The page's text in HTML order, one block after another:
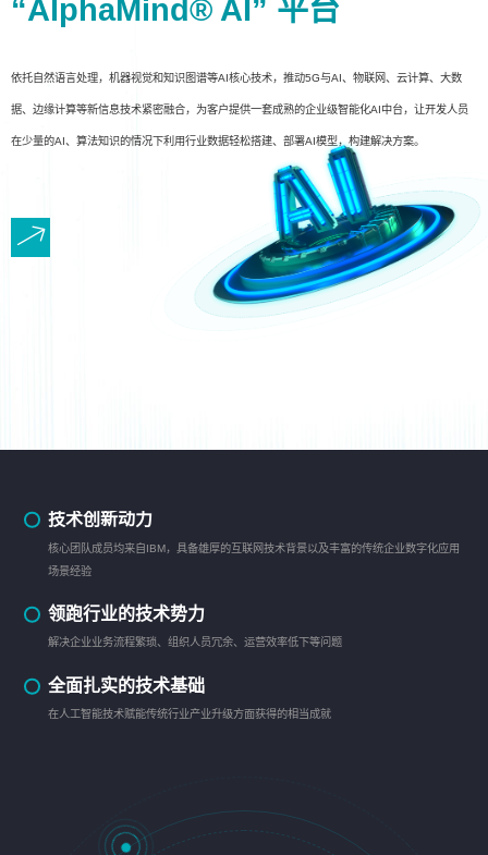
“AlphaMind® AI” 平台
依托自然语言处理，机器视觉和知识图谱等AI核心技术，推动5G与AI、物联网、云计算、大数
据、边缘计算等新信息技术紧密融合，为客户提供一套成熟的企业级智能化AI中台，让开发人员
在少量的AI、算法知识的情况下利用行业数据轻松搭建、部署AI模型，构建解决方案。
技术创新动力
核心团队成员均来自IBM，具备雄厚的互联网技术背景以及丰富的传统企业数字化应用
场景经验
领跑行业的技术势力
解决企业业务流程繁琐、组织人员冗余、运营效率低下等问题
全面扎实的技术基础
在人工智能技术赋能传统行业产业升级方面获得的相当成就